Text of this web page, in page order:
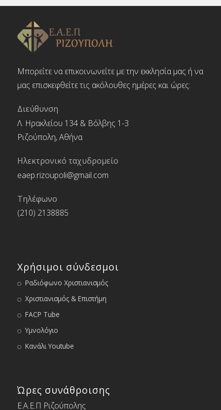
Μπορείτε να επικοινωνείτε με την εκκλησία μας ή να
μας επισκεφθείτε τις ακόλουθες ημέρες και ώρες:
Διεύθυνση
Λ. Ηρακλείου 134 & Βόλβης 1-3
Ριζούπολη, Αθήνα
Ηλεκτρονικό ταχυδρομείο
eaep.rizoupoli@gmail.com
Τηλέφωνο
(210) 2138885
Χρήσιμοι σύνδεσμοι
Ραδιόφωνο Χριστιανισμός
Χριστιανισμός & Επιστήμη
FACP Tube
Υμνολόγιο
Κανάλι Youtube
Ώρες συνάθροισης
Ε.Α.Ε.Π Ριζούπολης